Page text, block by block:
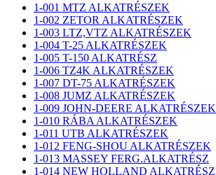
1-001 MTZ ALKATRÉSZEK
1-002 ZETOR ALKATRÉSZEK
1-003 LTZ,VTZ ALKATRÉSZEK
1-004 T-25 ALKATRÉSZEK
1-005 T-150 ALKATRÉSZ
1-006 TZ4K ALKATRÉSZEK
1-007 DT-75 ALKATRÉSZEK
1-008 JUMZ ALKATRÉSZEK
1-009 JOHN-DEERE ALKATRÉSZEK
1-010 RÁBA ALKATRÉSZEK
1-011 UTB ALKATRÉSZEK
1-012 FENG-SHOU ALKATRÉSZEK
1-013 MASSEY FERG.ALKATRÉSZ
1-014 NEW HOLLAND ALKATRÉSZ